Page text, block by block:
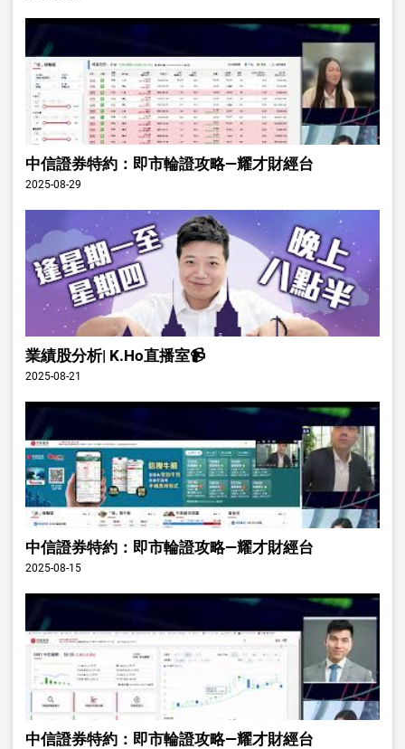
中信證券特約：即市輪證攻略—耀才財經台
2025-08-29
業績股分析| K.Ho直播室📹
2025-08-21
中信證券特約：即市輪證攻略—耀才財經台
2025-08-15
中信證券特約：即市輪證攻略—耀才財經台